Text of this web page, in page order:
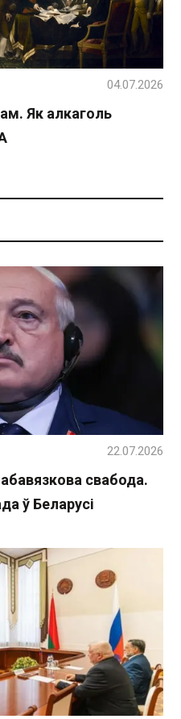
Як алкаголь
04.07.2026
свабода.
ў Беларусі
22.07.2026